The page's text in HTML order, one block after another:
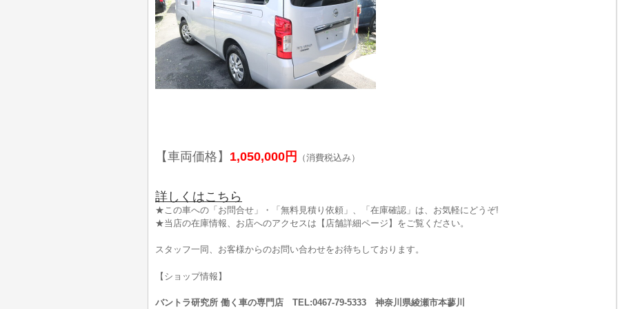
【車両価格】 1,050,000円 （消費税込み）
詳しくはこちら
★この車への「お問合せ」・「無料見積り依頼」、「在庫確認」は、お気軽にどうぞ!
★当店の在庫情報、お店へのアクセスは【店舗詳細ページ】をご覧ください。
スタッフ一同、お客様からのお問い合わせをお待ちしております。
【ショップ情報】
バントラ研究所 働く車の専門店 TEL:0467-79-5333 神奈川県綾瀬市本蓼川